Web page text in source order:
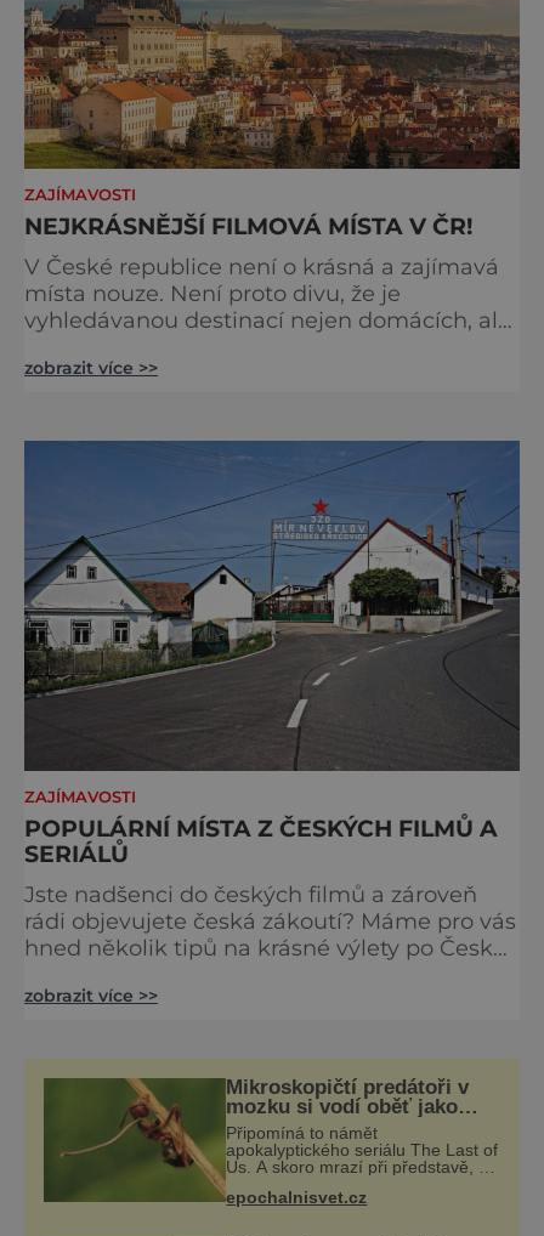
ZAJÍMAVOSTI
NEJKRÁSNĚJŠÍ FILMOVÁ MÍSTA V ČR!
V České republice není o krásná a zajímavá
místa nouze. Není proto divu, že je
vyhledávanou destinací nejen domácích, ale
zámky či města se ve filmech objevují
sametové revoluci i řady zahraničních filmů.
Je lokací vskutku univerzální. Mohou se v ní
zobrazit více >>
ZAJÍMAVOSTI
POPULÁRNÍ MÍSTA Z ČESKÝCH FILMŮ A
SERIÁLŮ
Jste nadšenci do českých filmů a zároveň
rádi objevujete česká zákoutí? Máme pro vás
hned několik tipů na krásné výlety po Česku,
kterých se natáčely legendární komedie jako
Hoštice, kde se natáčela komediální trilogie
režiséra Zdeňka Trošky Slunce, seno. Po příj
zobrazit více >>
Mikroskopičtí predátoři v
mozku si vodí oběť jako
loutku
Připomíná to námět
apokalyptického seriálu The Last of
Us. A skoro mrazí při představě, že
běžně – s tím rozdílem, že nejde
epochalnisvet.cz